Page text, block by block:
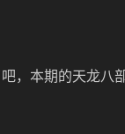
，本期的天龙八